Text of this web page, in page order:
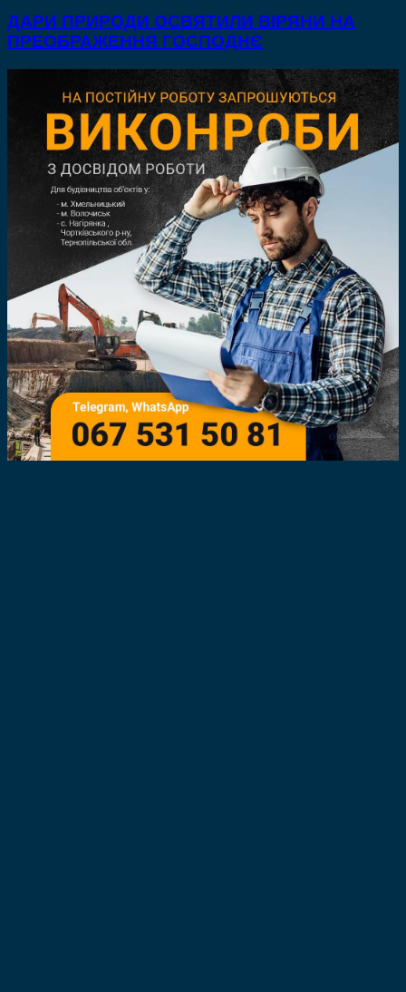
ДАРИ ПРИРОДИ ОСВЯТИЛИ ВІРЯНИ НА
ПРЕОБРАЖЕННЯ ГОСПОДНЄ